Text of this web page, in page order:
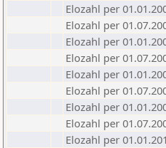
Elozahl per
Elozahl per
Elozahl per
Elozahl per
Elozahl per
Elozahl per
Elozahl per
Elozahl per
Elozahl per